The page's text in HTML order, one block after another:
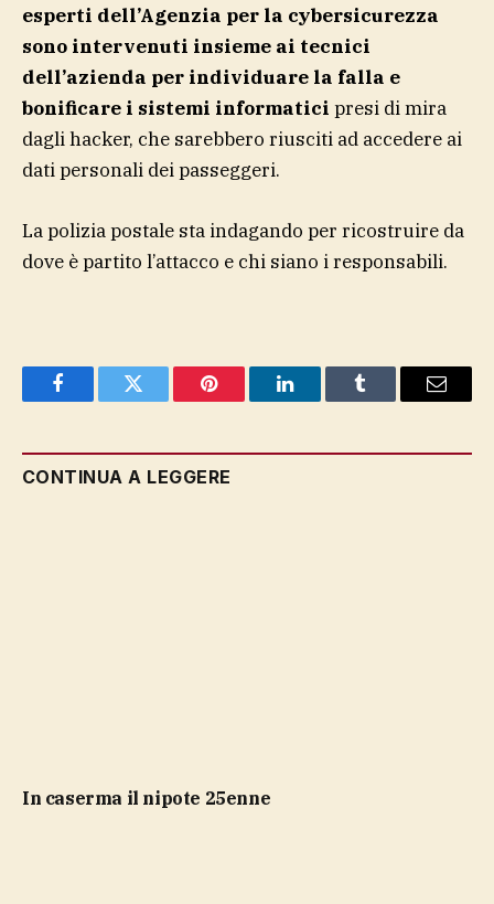
esperti dell’Agenzia per la cybersicurezza
sono intervenuti insieme ai tecnici
dell’azienda per individuare la falla e
bonificare i sistemi informatici presi di mira
dagli hacker, che sarebbero riusciti ad accedere ai
dati personali dei passeggeri.
La polizia postale sta indagando per ricostruire da
dove è partito l’attacco e chi siano i responsabili.
FacebookTwitter Pinterest LinkedInTumblr Email
CONTINUA A LEGGERE
in caserma il nipote 25enne